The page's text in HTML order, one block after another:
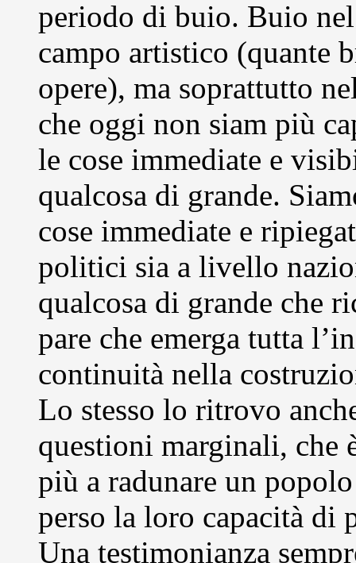
periodo di buio. Buio
campo artistico (quante
opere), ma soprattutto
che oggi non siam più
le cose immediate e
qualcosa di grande.
cose immediate e
politici sia a livello
qualcosa di grande che
pare che emerga tutta
continuità nella
Lo stesso lo ritrovo
questioni marginali, che
più a radunare un
perso la loro capacità di
Una testimonianza